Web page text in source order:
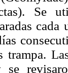
Se